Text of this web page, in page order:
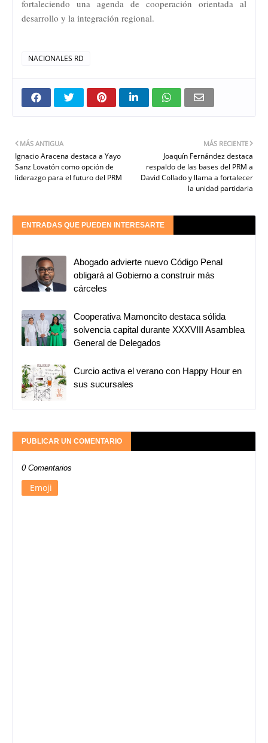
fortaleciendo una agenda de cooperación orientada al
desarrollo y la integración regional.
NACIONALES RD
MÁS RECIENTE
Joaquín Fernández destaca
respaldo de las bases del PRM a
David Collado y llama a fortalecer
la unidad partidaria
MÁS ANTIGUA
Ignacio Aracena destaca a Yayo
Sanz Lovatón como opción de
liderazgo para el futuro del PRM
ENTRADAS QUE PUEDEN INTERESARTE
Abogado advierte nuevo Código Penal
obligará al Gobierno a construir más
cárceles
Cooperativa Mamoncito destaca sólida
solvencia capital durante XXXVIII Asamblea
General de Delegados
Curcio activa el verano con Happy Hour en
sus sucursales
PUBLICAR UN COMENTARIO
0 Comentarios
Emoji